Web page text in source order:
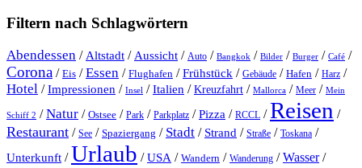
Filtern nach Schlagwörtern
Abendessen / Altstadt / Aussicht / Auto / Bangkok / Bilder / Burger / Café /
Corona / Eis /Essen / Flughafen /Frühstück / Gebäude / Hafen / Harz /
Hotel /Impressionen / Insel /Italien /Kreuzfahrt / Mallorca / Meer / Mein
Schiff 2 /Natur / Ostsee / Park / Parkplatz /Pizza / RCCL /Reisen /
Restaurant / See / Spaziergang / Stadt / Strand / Straße / Toskana /
Unterkunft /Urlaub /USA / Wandern / Wanderung /Wasser/